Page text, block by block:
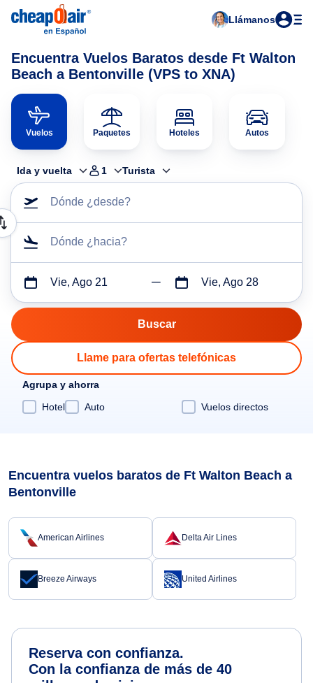
Llámanos
Encuentra Vuelos Baratos desde Ft Walton
Beach a Bentonville (VPS to XNA)
Vuelos Paquetes Hoteles Autos
Ida y vuelta 1 Turista
Dónde ¿desde?
Dónde ¿hacia?
Vie, Ago 21 Vie, Ago 28
Llame para ofertas telefónicas
Agrupa y ahorra
Hotel
Auto Vuelos directos
Encuentra vuelos baratos de Ft Walton Beach a
Bentonville
American Airlines Delta Air Lines
Breeze Airways United Airlines
Reserva con confianza.
Con la confianza de más de 40